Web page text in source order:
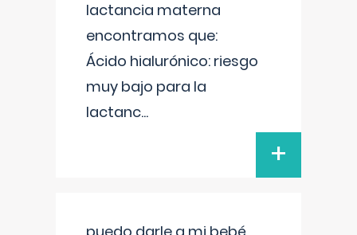
lactancia materna
encontramos que:
Ácido hialurónico: riesgo
muy bajo para la
lactanc...
+